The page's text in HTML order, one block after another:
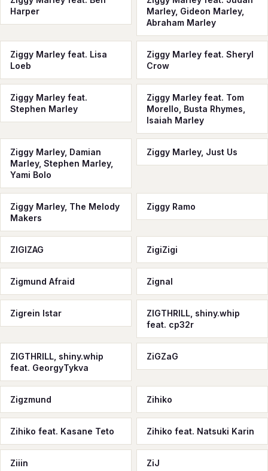
Harper
Marley, Gideon Marley,
Abraham Marley
Ziggy Marley feat. Lisa
Loeb
Ziggy Marley feat. Sheryl
Crow
Ziggy Marley feat.
Stephen Marley
Ziggy Marley feat. Tom
Morello, Busta Rhymes,
Isaiah Marley
Ziggy Marley, Damian
Marley, Stephen Marley,
Yami Bolo
Ziggy Marley, Just Us
Ziggy Marley, The Melody
Makers
Ziggy Ramo
ZIGIZAG ZigiZigi
Zigmund Afraid Zignal
Zigrein Istar
ZIGTHRILL, shiny.whip
feat. cp32r
ZIGTHRILL, shiny.whip
feat. GeorgyTykva
ZiGZaG
Zigzmund Zihiko
Zihiko feat. Kasane Teto Zihiko feat. Natsuki Karin
Ziiin ZiJ